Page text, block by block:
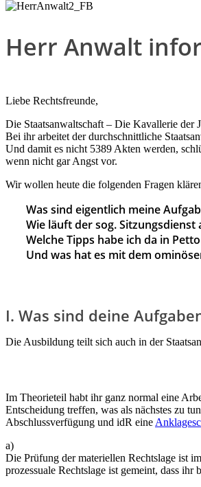
Herr Anwalt
Liebe Rechtsfreunde,
Die Staatsanwaltschaft – Die Kavallerie der
Bei ihr arbeitet der durchschnittliche
Und damit es nicht 5389 Akten werden,
wenn nicht gar Angst vor.
Wir wollen heute die folgenden Fragen
Was sind eigentlich meine
Wie läuft der sog. Sitzungsdienst
Welche Tipps habe ich da in
Und was hat es mit dem
I. Was sind deine
Die Ausbildung teilt sich auch in der
Im Theorieteil habt ihr ganz normal eine
Entscheidung treffen, was als nächstes zu
Abschlussverfügung und idR eine
a)
Die Prüfung der materiellen Rechtslage ist
prozessuale Rechtslage ist gemeint, dass